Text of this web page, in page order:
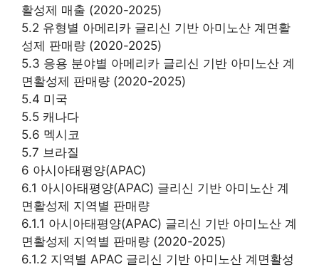
활성제 매출 (2020-2025)
5.2 유형별 아메리카 글리신 기반 아미노산 계면활
성제 판매량 (2020-2025)
5.3 응용 분야별 아메리카 글리신 기반 아미노산 계
면활성제 판매량 (2020-2025)
5.4 미국
5.5 캐나다
5.6 멕시코
5.7 브라질
6 아시아태평양(APAC)
6.1 아시아태평양(APAC) 글리신 기반 아미노산 계
면활성제 지역별 판매량
6.1.1 아시아태평양(APAC) 글리신 기반 아미노산 계
면활성제 지역별 판매량 (2020-2025)
6.1.2 지역별 APAC 글리신 기반 아미노산 계면활성